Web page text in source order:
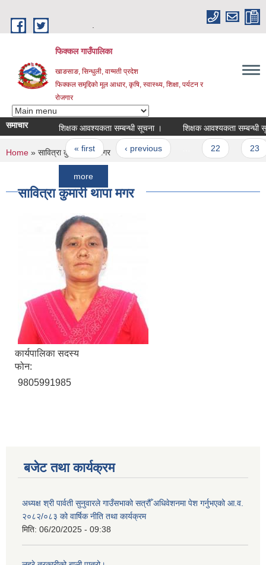
फिक्कल गाउँपालिका
खाङसाङ, सिन्धुली, वाग्मती प्रदेश
फिक्कल समृद्दिको मूल आधार, कृषि, स्वास्थ्य, शिक्षा, पर्यटन र
रोजगार
समाचार शिक्षक आवश्यकता सम्बन्धी सूचना । शिक्षक आवश्यकता सम्बन्धी सूचना ।
Pages
« first ‹ previous …
You are here
Home » सावित्रा कुमारी थापा मगर
सावित्रा कुमारी थापा मगर
कार्यपालिका सदस्य
फोन:
9805991985
बजेट तथा कार्यक्रम
अध्यक्ष श्री पार्वती सुनुवारले गाउँसभाको सत्रौँ अधिवेशनमा पेश गर्नुभएको आ.व.
२०८२/०८३ को वार्षिक नीति तथा कार्यक्रम
मिति: 06/20/2025 - 09:38